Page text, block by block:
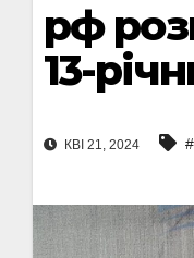
рф
13-
КВІ 21, 2024